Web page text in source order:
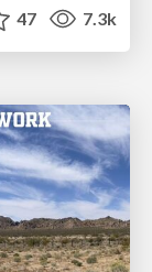
47 7.3k